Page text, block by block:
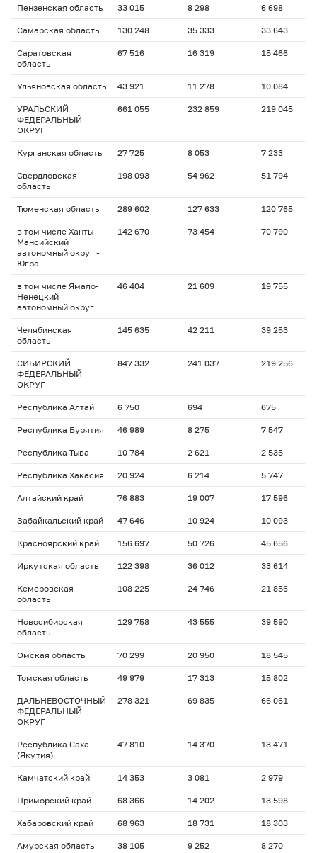
Пензенская область 33 015 8 298 6 698
Самарская область 130 248 35 333 33 643
Саратовская
область
67 516 16 319 15 466
Ульяновская область 43 921 11 278 10 084
УРАЛЬСКИЙ
ФЕДЕРАЛЬНЫЙ
ОКРУГ
661 055 232 859 219 045
Курганская область 27 725 8 053 7 233
Свердловская
область
198 093 54 962 51 794
Тюменская область 289 602 127 633 120 765
в том числе Ханты-
Мансийский
автономный округ -
Югра
142 670 73 454 70 790
в том числе Ямало-
Ненецкий
автономный округ
46 404 21 609 19 755
Челябинская
область
145 635 42 211 39 253
СИБИРСКИЙ
ФЕДЕРАЛЬНЫЙ
ОКРУГ
847 332 241 037 219 256
Республика Алтай 6 750 694 675
Республика Бурятия 46 989 8 275 7 547
Республика Тыва 10 784 2 621 2 535
Республика Хакасия 20 924 6 214 5 747
Алтайский край 76 883 19 007 17 596
Забайкальский край 47 646 10 924 10 093
Красноярский край 156 697 50 726 45 656
Иркутская область 122 398 36 012 33 614
Кемеровская
область
108 225 24 746 21 856
Новосибирская
область
129 758 43 555 39 590
Омская область 70 299 20 950 18 545
Томская область 49 979 17 313 15 802
ДАЛЬНЕВОСТОЧНЫЙ
ФЕДЕРАЛЬНЫЙ
ОКРУГ
278 321 69 835 66 061
Республика Саха
(Якутия)
47 810 14 370 13 471
Камчатский край 14 353 3 081 2 979
Приморский край 68 366 14 202 13 598
Хабаровский край 68 963 18 731 18 303
Амурская область 38 105 9 252 8 270